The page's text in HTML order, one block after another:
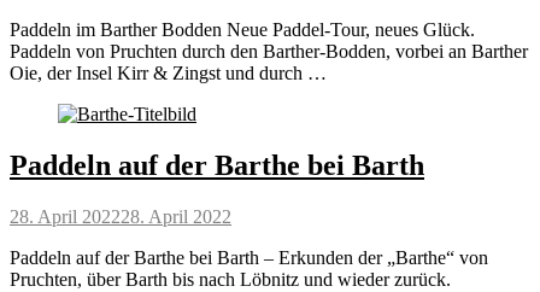
Paddeln im Barther Bodden Neue Paddel-Tour, neues Glück.
Paddeln von Pruchten durch den Barther-Bodden, vorbei an Barther
Oie, der Insel Kirr & Zingst und durch …
Paddeln auf der Barthe bei Barth
Posted
28. April 202228. April 2022
Paddeln auf der Barthe bei Barth – Erkunden der „Barthe“ von
Pruchten, über Barth bis nach Löbnitz und wieder zurück.